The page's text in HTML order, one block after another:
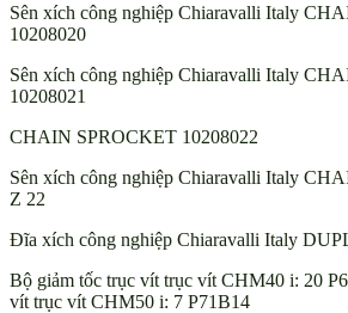
Sên xích công nghiệp Chiaravalli Italy
10208020
Sên xích công nghiệp Chiaravalli Italy
10208021
CHAIN SPROCKET 10208022
Sên xích công nghiệp Chiaravalli Italy
Z 22
Đĩa xích công nghiệp Chiaravalli Italy
Bộ giảm tốc trục vít trục vít CHM40 i: 20
vít trục vít CHM50 i: 7 P71B14